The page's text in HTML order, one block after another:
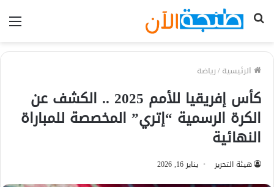
بحث
الرئيسية/رياضة
كأس إفريقيا للأمم 2025 .. الكشف عن
الكرة الرسمية “إتري” المخصصة للمباراة
النهائية
هيئة التحرير يناير 16, 2026